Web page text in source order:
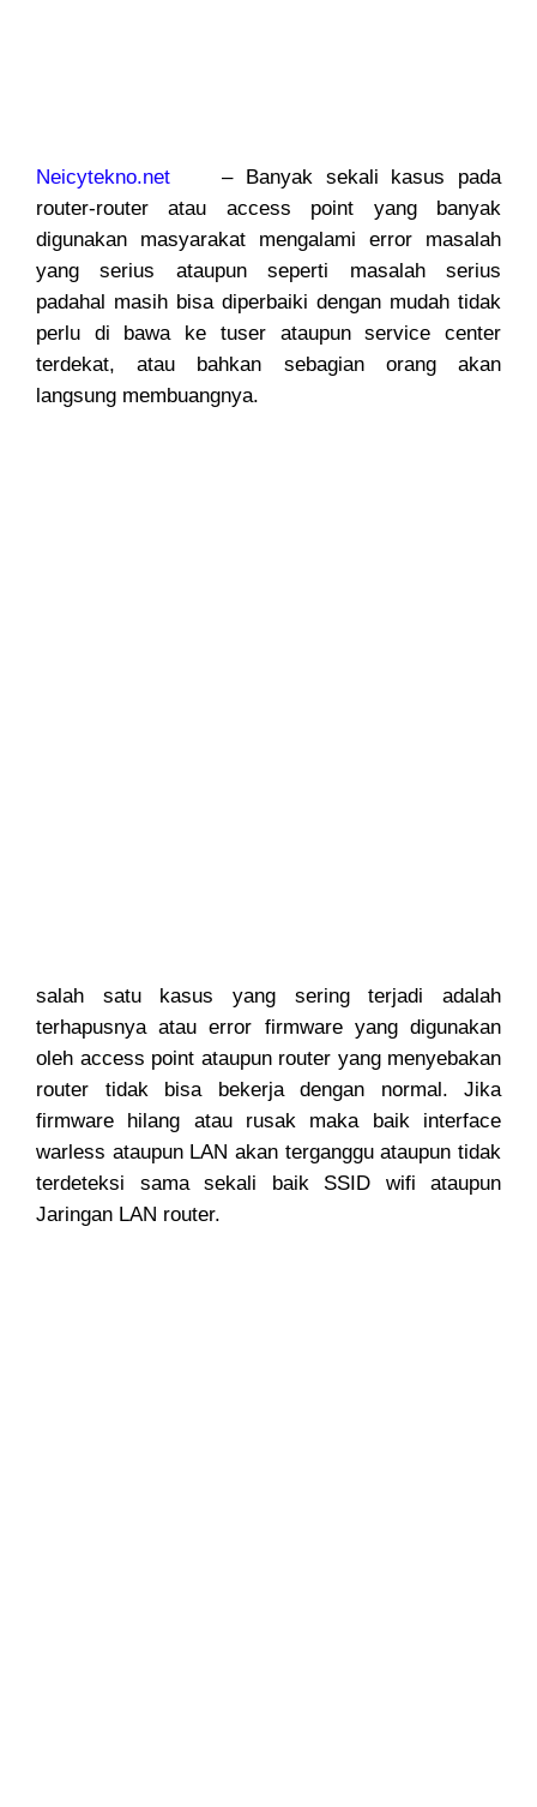
Neicytekno.net
– Banyak sekali kasus pada
router-router atau access point yang banyak
digunakan masyarakat mengalami error masalah
yang serius ataupun seperti masalah serius
padahal masih bisa diperbaiki dengan mudah tidak
perlu di bawa ke tuser ataupun service center
terdekat, atau bahkan sebagian orang akan
langsung membuangnya.
salah satu kasus yang sering terjadi adalah
terhapusnya atau error firmware yang digunakan
oleh access point ataupun router yang menyebakan
router tidak bisa bekerja dengan normal. Jika
firmware hilang atau rusak maka baik interface
warless ataupun LAN akan terganggu ataupun tidak
terdeteksi sama sekali baik SSID wifi ataupun
Jaringan LAN router.